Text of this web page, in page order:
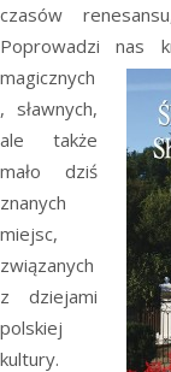
czasów
Poprowadzi nas
magicznych
, sławnych,
ale także
mało dziś
znanych
miejsc,
związanych
z dziejami
polskiej
kultury.